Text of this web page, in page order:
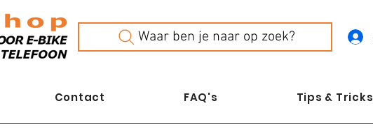
Waar ben je naar op zoek?
Contact FAQ's Tips & Tricks